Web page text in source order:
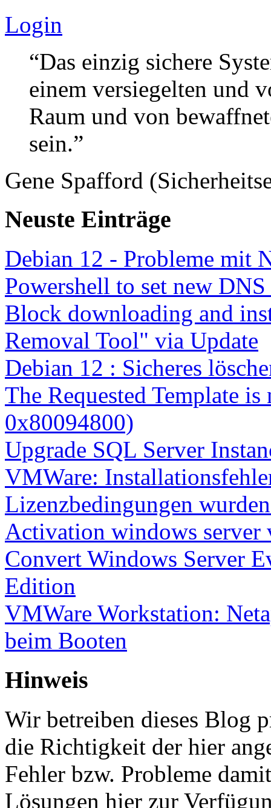
Login
“Das einzig sichere
einem versiegelten und
Raum und von
sein.”
Gene Spafford
Neuste Einträge
Debian 12 - Probleme mit
Powershell to set new
Block downloading and
Removal Tool" via Update
Debian 12 : Sicheres
The Requested Template
0x80094800)
Upgrade SQL Server
VMWare:
Lizenzbedingungen
Activation windows server
Convert Windows Server
Edition
VMWare Workstation:
beim Booten
Hinweis
Wir betreiben dieses Blog
die Richtigkeit der hier
Fehler bzw. Probleme
Lösungen hier zur